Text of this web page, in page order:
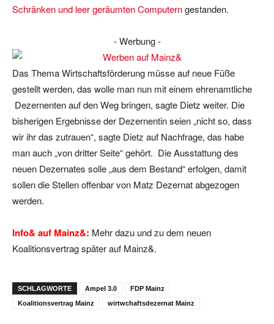
Schränken und leer geräumten Computerngestanden.
- Werbung -
Das Thema Wirtschaftsförderung müsse auf neue Füße
gestellt werden, das wolle man nun mit einem ehrenamtliche
Dezernenten auf den Weg bringen, sagte Dietz weiter. Die
bisherigen Ergebnisse der Dezernentin seien „nicht so, dass
wir ihr das zutrauen“, sagte Dietz auf Nachfrage, das habe
man auch „von dritter Seite“ gehört. Die Ausstattung des
neuen Dezernates solle „aus dem Bestand“ erfolgen, damit
sollen die Stellen offenbar von Matz Dezernat abgezogen
werden.
Info& auf Mainz&: Mehr dazu und zu dem neuen
Koalitionsvertrag später auf Mainz&.
SCHLAGWORTE Ampel 3.0
FDP Mainz
Koalitionsvertrag Mainz
wirtwchaftsdezernat Mainz